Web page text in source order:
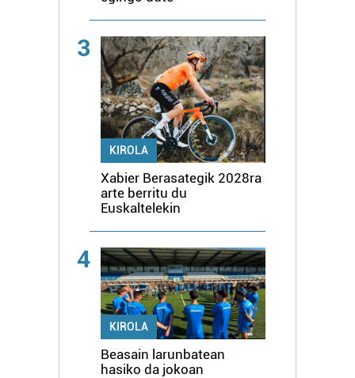
3
KIROLA
Xabier Berasategik 2028ra
arte berritu du
Euskaltelekin
4
KIROLA
Beasain larunbatean
hasiko da jokoan